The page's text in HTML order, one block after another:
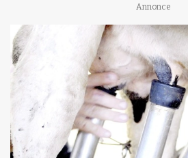
Annonce